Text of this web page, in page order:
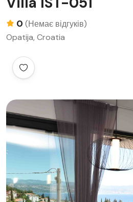
0 (Немає відгуків)
Opatija, Croatia